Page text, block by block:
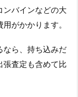
ンバインなどの大
がかかります。
なら、持ち込みだ
張査定も含めて比